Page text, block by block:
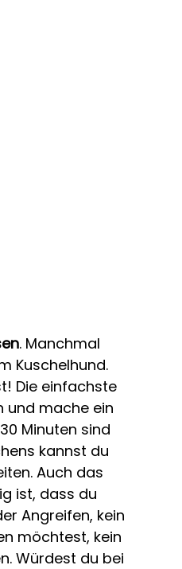
. Manchmal
Kuschelhund.
Die einfachste
und mache ein
Minuten sind
kannst du
Auch das
ist, dass du
Angreifen, kein
möchtest, kein
Würdest du bei